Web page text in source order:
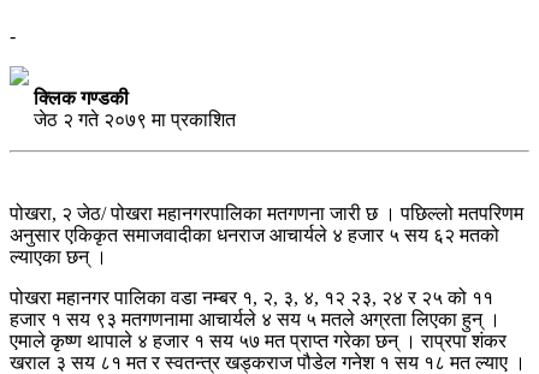
-
क्लिक गण्डकी
जेठ २ गते २०७९ मा प्रकाशित
पोखरा, २ जेठ/ पोखरा महानगरपालिका मतगणना जारी छ । पछिल्लो मतपरिणम
अनुसार एकिकृत समाजवादीका धनराज आचार्यले ४ हजार ५ सय ६२ मतको
ल्याएका छन् ।
पोखरा महानगर पालिका वडा नम्बर १, २, ३, ४, १२ २३, २४ र २५ को ११
हजार १ सय ९३ मतगणनामा आचार्यले ४ सय ५ मतले अग्रता लिएका हुन् ।
एमाले कृष्ण थापाले ४ हजार १ सय ५७ मत प्राप्त गरेका छन् । राप्रपा शंकर
खराल ३ सय ८१ मत र स्वतन्त्र खड्कराज पौडेल गनेश १ सय १८ मत ल्याए ।